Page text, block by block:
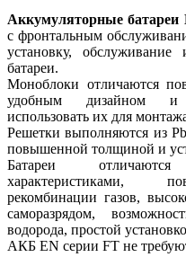
Аккумуляторные батареи
с фронтальным
установку, обслуживание
батареи.
Моноблоки отличаются
удобным дизайном и
использовать их для
Решетки выполняются из
повышенной толщиной и
Батареи
характеристиками,
рекомбинации газов,
саморазрядом,
водорода, простой
АКБ EN серии FT не